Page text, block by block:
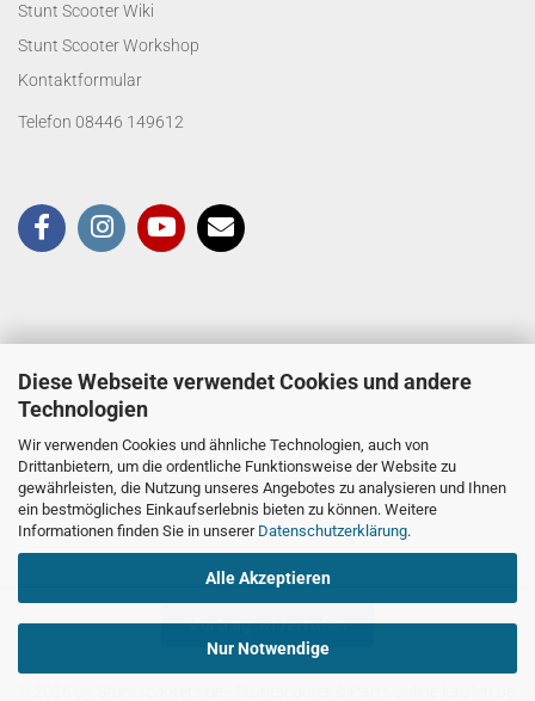
Diese Webseite verwendet Cookies und andere
Technologien
Wir verwenden Cookies und ähnliche Technologien, auch von
Drittanbietern, um die ordentliche Funktionsweise der Website zu
gewährleisten, die Nutzung unseres Angebotes zu analysieren und Ihnen
ein bestmögliches Einkaufserlebnis bieten zu können. Weitere
Informationen finden Sie in unserer Datenschutzerklärung.
Alle Akzeptieren
Nur Notwendige
Stunt Scooter Wiki
Stunt Scooter Workshop
Kontaktformular
Telefon 08446 149612
Vertrag widerrufen